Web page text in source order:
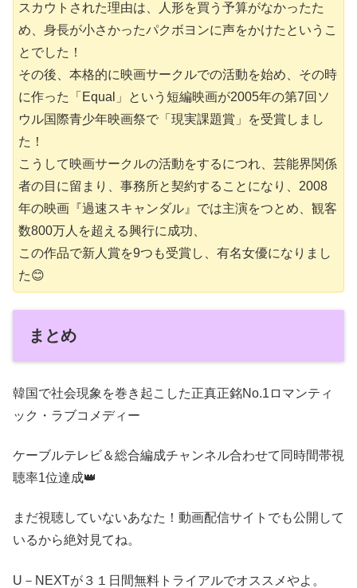
スカウトされた理由は、人形を買う予算がなかったた
め、身長が小さかったパクボヨンに声をかけたというこ
とでした！
その後、本格的に映画サークルでの活動を始め、その時
に作った「Equal」という短編映画が2005年の第7回ソ
ウル国際青少年映画祭で「現実課題賞」を受賞しまし
た！
こうして映画サークルの活動をするにつれ、芸能界関係
者の目に留まり、事務所と契約することになり、2008
年の映画『過速スキャンダル』では主演をつとめ、観客
数800万人を超える興行に成功、
この作品で新人賞を9つも受賞し、有名女優になりまし
た😊
まとめ
韓国で社会現象を巻き起こした正真正銘No.1ロマンティ
ック・ラブコメディー
ケーブルテレビ＆総合編成チャンネル合わせて同時間帯視
聴率1位達成👑
まだ視聴していないあなた！動画配信サイトでも公開して
いるから絶対見てね。
U－NEXTが３１日間無料トライアルでオススメやよ。